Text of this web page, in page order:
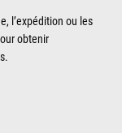
l’expédition ou les
obtenir